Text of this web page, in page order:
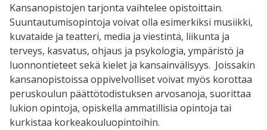
Kansanopistojen tarjonta vaihtelee opistoittain.
Suuntautumisopintoja voivat olla esimerkiksi musiikki,
kuvataide ja teatteri, media ja viestintä, liikunta ja
terveys, kasvatus, ohjaus ja psykologia, ympäristö ja
luonnontieteet sekä kielet ja kansainvälisyys. Joissakin
kansanopistoissa oppivelvolliset voivat myös korottaa
peruskoulun päättötodistuksen arvosanoja, suorittaa
lukion opintoja, opiskella ammatillisia opintoja tai
kurkistaa korkeakouluopintoihin.